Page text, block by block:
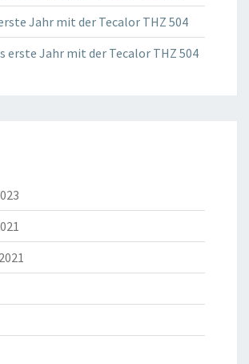
Jahr mit der Tecalor THZ 504
erste Jahr mit der Tecalor THZ 504